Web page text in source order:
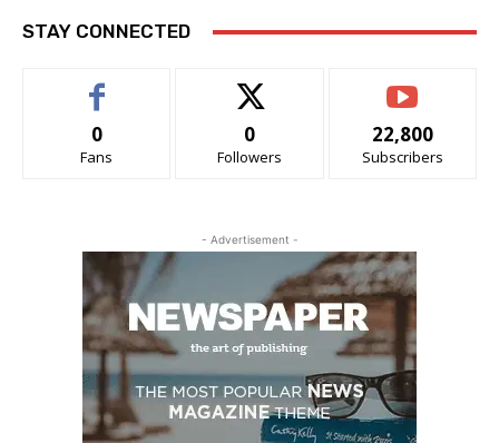
STAY CONNECTED
0
Fans
0
Followers
22,800
Subscribers
- Advertisement -